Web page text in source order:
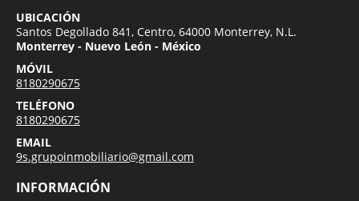
UBICACIÓN
Santos Degollado 841, Centro, 64000 Monterrey, N.L.
Monterrey - Nuevo León - México
MÓVIL
8180290675
TELÉFONO
8180290675
EMAIL
9s.grupoinmobiliario@gmail.com
INFORMACIÓN